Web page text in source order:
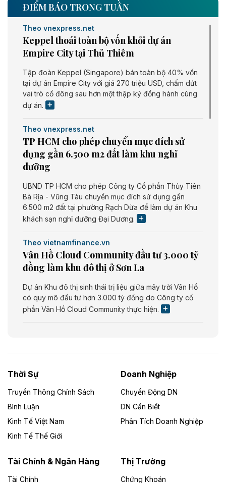
ĐIỂM BÁO TRONG TUẦN
Theo vnexpress.net
Keppel thoái toàn bộ vốn khỏi dự án
Empire City tại Thủ Thiêm
Tập đoàn Keppel (Singapore) bán toàn bộ 40% vốn
tại dự án Empire City với giá 270 triệu USD, chấm dứt
vai trò cổ đông sau hơn một thập kỷ đồng hành cùng
dự án.
Theo vnexpress.net
TP HCM cho phép chuyển mục đích sử
dụng gần 6.500 m2 đất làm khu nghỉ
dưỡng
UBND TP HCM cho phép Công ty Cổ phần Thủy Tiên
Bà Rịa - Vũng Tàu chuyển mục đích sử dụng gần
6.500 m2 đất tại phường Rạch Dừa để làm dự án Khu
khách sạn nghỉ dưỡng Đại Dương.
Theo vietnamfinance.vn
Vân Hồ Cloud Community đầu tư 3.000 tỷ
đồng làm khu đô thị ở Sơn La
Dự án Khu đô thị sinh thái trị liệu giữa mây trời Vân Hồ
có quy mô đầu tư hơn 3.000 tỷ đồng do Công ty cổ
phần Vân Hồ Cloud Community thực hiện.
Dự án Nhà máy xử lý rác và phát điện Bắc Giang do
Công ty TNHH Năng lượng môi trường Bắc Giang làm
Theo vietnamfinance.vn
Đức Long Gia Lai mở rộng ‘hệ sinh thái’
Lai
Bốn doanh nghiệp có sự góp vốn của Công ty Cổ
Thời Sự
Truyền Thông Chính Sách
Bình Luận
Kinh Tế Việt Nam
Kinh Tế Thế Giới
Doanh Nghiệp
Chuyển Động DN
DN Cần Biết
Phân Tích Doanh Nghiệp
Tài Chính & Ngân Hàng
Tài Chính
Thị Trường
Chứng Khoán